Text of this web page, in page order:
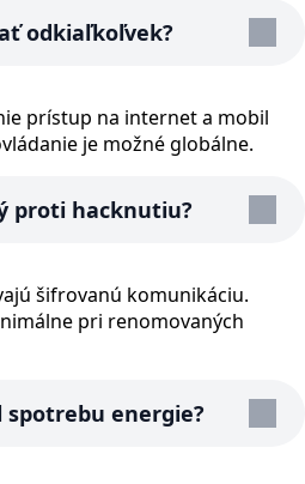
odkiaľkoľvek?
prístup na internet a mobil
je možné globálne.
proti hacknutiu?
šifrovanú komunikáciu.
pri renomovaných
spotrebu energie?